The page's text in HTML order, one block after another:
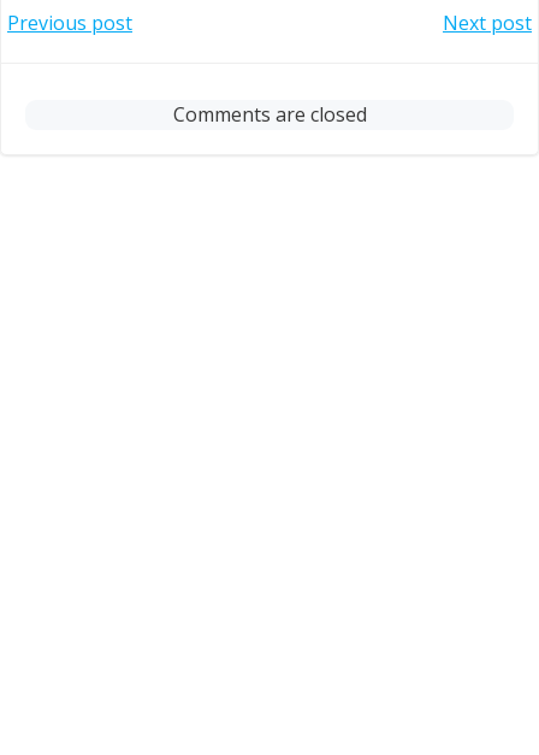
Post
navigation
Previous post
navigation
Next post
Comments are closed